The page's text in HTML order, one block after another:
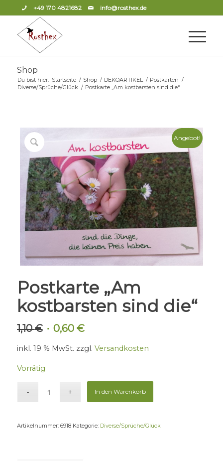
+49 170 4821682 info@rosthex.de
Shop
Du bist hier: Startseite / Shop / DEKOARTIKEL / Postkarten /
Diverse/Sprüche/Glück / Postkarte „Am kostbarsten sind die“
Angebot!
Postkarte „Am
kostbarsten sind die“
1,10€ Ursprünglicher
war:
0,60 €Aktueller
ist:
inkl. 19 % MwSt. zzgl. Versandkosten
Vorrätig
In den Warenkorb
Artikelnummer: 6918 Kategorie: Diverse/Sprüche/Glück